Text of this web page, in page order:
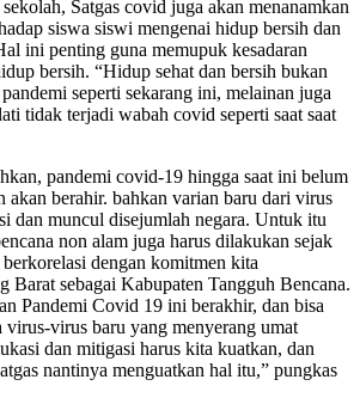
Satgas covid juga akan menanamkan
siswa siswi mengenai hidup bersih dan
ini penting guna memupuk kesadaran
bersih. “Hidup sehat dan bersih bukan
seperti sekarang ini, melainan juga
tidak terjadi wabah covid seperti saat saat
pandemi covid-19 hingga saat ini belum
akan berahir. bahkan varian baru dari virus
dan muncul disejumlah negara. Untuk itu
non alam juga harus dilakukan sejak
dengan komitmen kita
Barat sebagai Kabupaten Tangguh Bencana.
Pandemi Covid 19 ini berakhir, dan bisa
virus-virus baru yang menyerang umat
dan mitigasi harus kita kuatkan, dan
nantinya menguatkan hal itu,” pungkas